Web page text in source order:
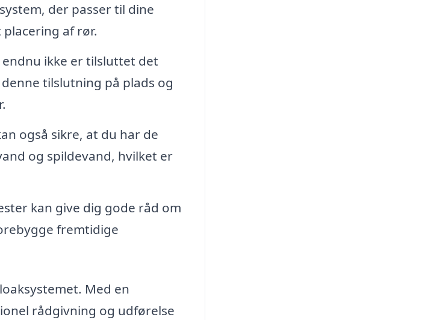
der passer til dine
af rør.
endnu ikke er tilsluttet det
tilslutning på plads og
også sikre, at du har de
og spildevand, hvilket er
kan give dig gode råd om
fremtidige
Med en
rådgivning og udførelse